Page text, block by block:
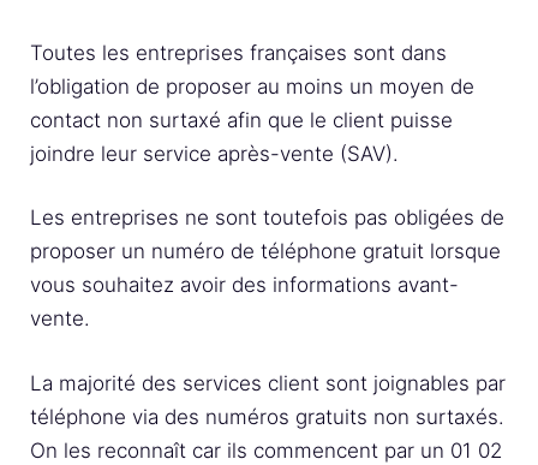
Toutes les entreprises françaises sont dans
l’obligation de proposer au moins un moyen de
contact non surtaxé afin que le client puisse
joindre leur service après-vente (SAV).
Les entreprises ne sont toutefois pas obligées de
proposer un numéro de téléphone gratuit lorsque
vous souhaitez avoir des informations avant-
vente.
La majorité des services client sont joignables par
téléphone via des numéros gratuits non surtaxés.
On les reconnaît car ils commencent par un 01 02